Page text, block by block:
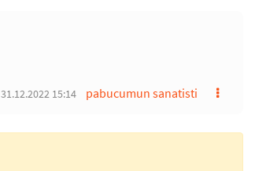
pabucumun sanatisti
31.12.2022 15:14